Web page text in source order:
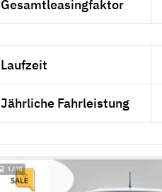
Gesamtleasingfaktor
Laufzeit
Jährliche Fahrleistung